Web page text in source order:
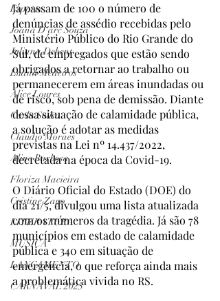
Esporte
Joana D'arc Souza
Juliana Debent
Luana Medeiros
Alice Loures
Carla Sousa
Claudio Moraes
Aline Barbosa
Floriza Macieira
Cristine Zago
LITERATURA
MÚSICA
LANÇAMENTO
CARNAVAL 2025
Já passam de 100 o número de
denúncias de assédio recebidas pelo
Ministério Público do Rio Grande do
Sul, de empregados que estão sendo
obrigados a retornar ao trabalho ou
permanecerem em áreas inundadas ou
de risco, sob pena de demissão. Diante
dessa situação de calamidade pública,
a solução é adotar as medidas
previstas na Lei nº 14.437/2022,
decretada na época da Covid-19.
O Diário Oficial do Estado (DOE) do
dia 21/5, divulgou uma lista atualizada
com os números da tragédia. Já são 78
municípios em estado de calamidade
pública e 340 em situação de
emergência, o que reforça ainda mais
a problemática vivida no RS.